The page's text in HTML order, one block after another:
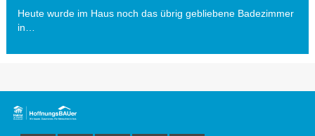
Heute wurde im Haus noch das übrig gebliebene Badezimmer
in…